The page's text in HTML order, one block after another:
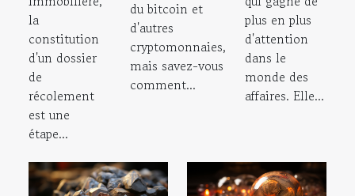
la
constitution
d'un dossier
de
récolement
est une
étape...
du bitcoin et
d'autres
cryptomonnaies,
mais savez-vous
comment...
plus en plus
d'attention
dans le
monde des
affaires. Elle...